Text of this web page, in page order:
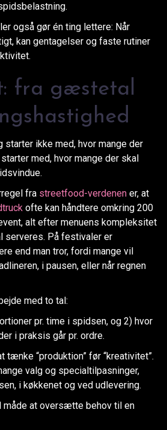
også gør én ting lettere: Når
kan gentagelser og faste rutiner
fra gæstetal
ikke med, hvor mange der
starter med, hvor mange der skal
fra streetfood-verdenen er, at
ofte kan håndtere omkring 200
alt efter menuens kompleksitet
serveres. På festivaler er
end man tror, fordi mange vil
i pausen, eller når regnen
med to tal:
pr. time i spidsen, og 2) hvor
i praksis går pr. ordre.
tænke “produktion” før “kreativitet”.
valg og specialtilpasninger,
i køkkenet og ved udlevering.
måde at oversætte behov til en